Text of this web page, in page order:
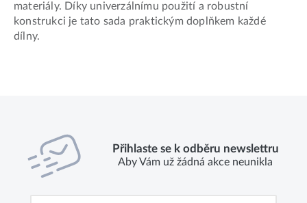
materiály. Díky univerzálnímu použití a robustní
konstrukci je tato sada praktickým doplňkem každé
dílny.
Přihlaste se k odběru newslettru
Aby Vám už žádná akce neunikla